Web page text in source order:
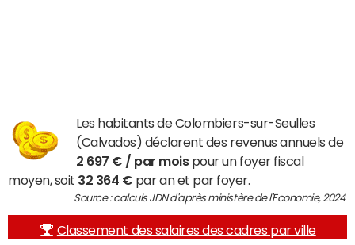
Les habitants de Colombiers-sur-Seulles
(Calvados) déclarent des revenus annuels de
2 697 € / par moispour un foyer fiscal
moyen, soit 32 364 € par an et par foyer.
Source : calculs JDN d'après ministère de l'Economie, 2024
Classement des salaires des cadres par ville